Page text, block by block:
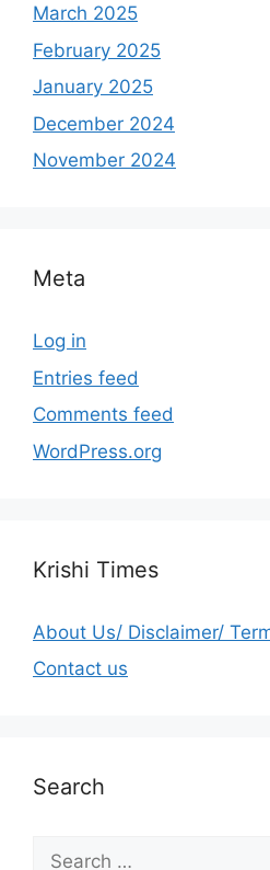
March 2025
February 2025
January 2025
December 2024
November 2024
Meta
Log in
Entries feed
Comments feed
WordPress.org
Krishi Times
About Us/ Disclaimer/
Contact us
Search